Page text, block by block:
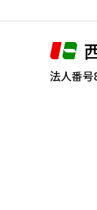
法人番